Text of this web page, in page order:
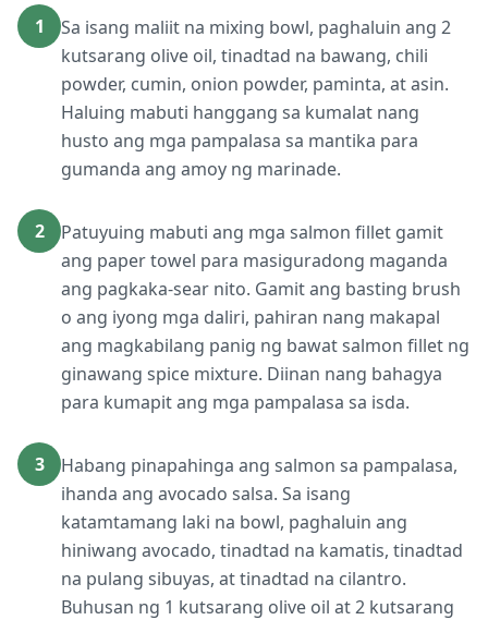
1
Sa isang maliit na mixing bowl, paghaluin ang 2
kutsarang olive oil, tinadtad na bawang, chili
powder, cumin, onion powder, paminta, at asin.
Haluing mabuti hanggang sa kumalat nang
husto ang mga pampalasa sa mantika para
gumanda ang amoy ng marinade.
2
Patuyuing mabuti ang mga salmon fillet gamit
ang paper towel para masiguradong maganda
ang pagkaka-sear nito. Gamit ang basting brush
o ang iyong mga daliri, pahiran nang makapal
ang magkabilang panig ng bawat salmon fillet ng
ginawang spice mixture. Diinan nang bahagya
para kumapit ang mga pampalasa sa isda.
3
Habang pinapahinga ang salmon sa pampalasa,
ihanda ang avocado salsa. Sa isang
katamtamang laki na bowl, paghaluin ang
hiniwang avocado, tinadtad na kamatis, tinadtad
na pulang sibuyas, at tinadtad na cilantro.
Buhusan ng 1 kutsarang olive oil at 2 kutsarang